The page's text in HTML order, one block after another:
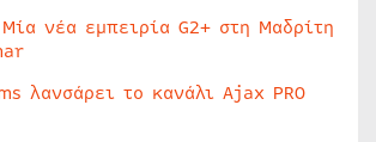
νέα εμπειρία G2+ στη Μαδρίτη
λανσάρει το κανάλι Ajax PRO